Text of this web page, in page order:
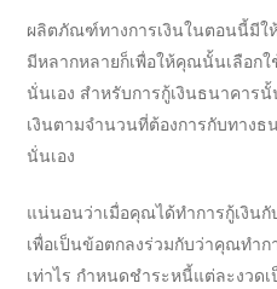
ผลิตภัณฑ์ทางการเงินในตอนนี้มีใ
มีหลากหลายก็เพื่อให้คุณนั้นเลือก
นั่นเอง สำหรับการกู้เงินธนาคารนั้
เงินตามจำนวนที่ต้องการกับทางธ
นั่นเอง
แน่นอนว่าเมื่อคุณได้ทำการกู้เงิน
เพื่อเป็นข้อตกลงร่วมกับว่าคุณทำก
เท่าไร กำหนดชำระหนี้แต่ละงวดเ